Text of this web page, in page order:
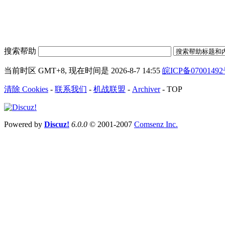
搜索帮助
当前时区 GMT+8, 现在时间是 2026-8-7 14:55 皖ICP备07001492
清除 Cookies - 联系我们 - 机战联盟 - Archiver- TOP
Powered by Discuz! 6.0.0 © 2001-2007 Comsenz Inc.